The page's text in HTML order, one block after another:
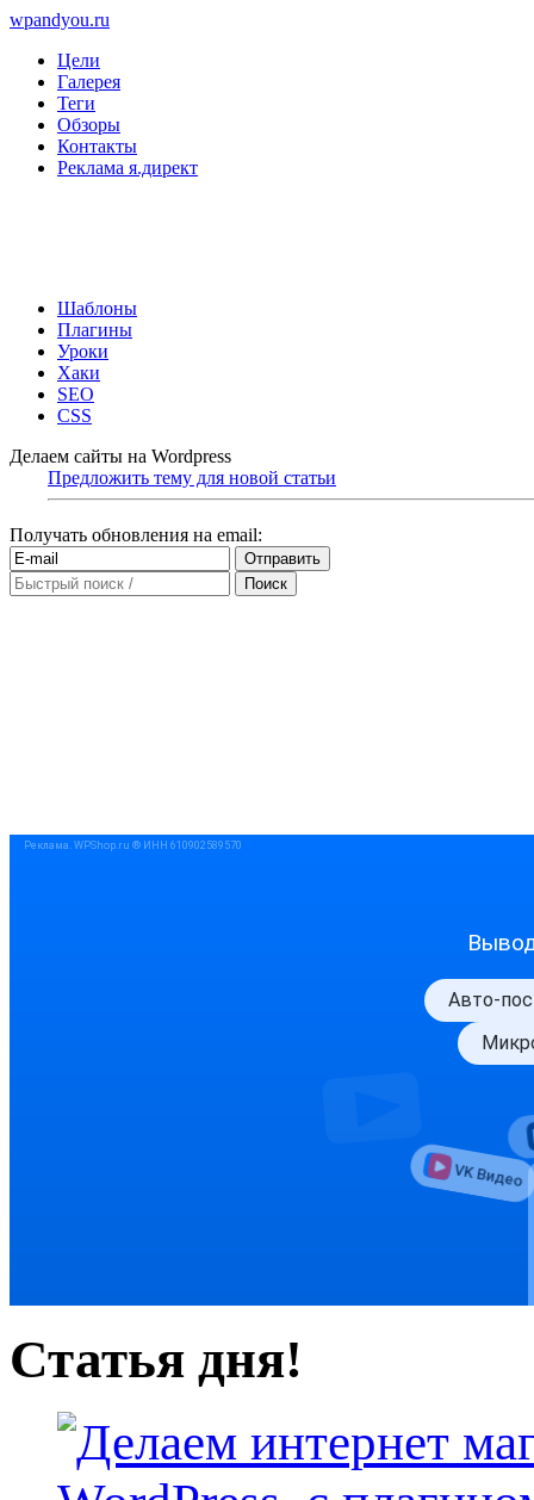
wpandyou.ru
Цели
Галерея
Теги
Обзоры
Контакты
Реклама я.директ
Шаблоны
Плагины
Уроки
Хаки
SEO
CSS
Делаем сайты на Wordpress
Предложить тему для новой статьи
Получать обновления на email:
Статья дня!